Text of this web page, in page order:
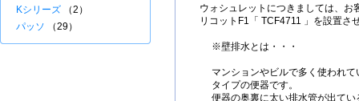
ウォシュレットにつきましては、お
リコットF1「 TCF4711 」を設置さ
※壁排水とは・・・
マンションやビルで多く使われ
タイプの便器です。
便器の奥裏に太い排水管が出て
Kシリーズ （2）
パッソ （29）